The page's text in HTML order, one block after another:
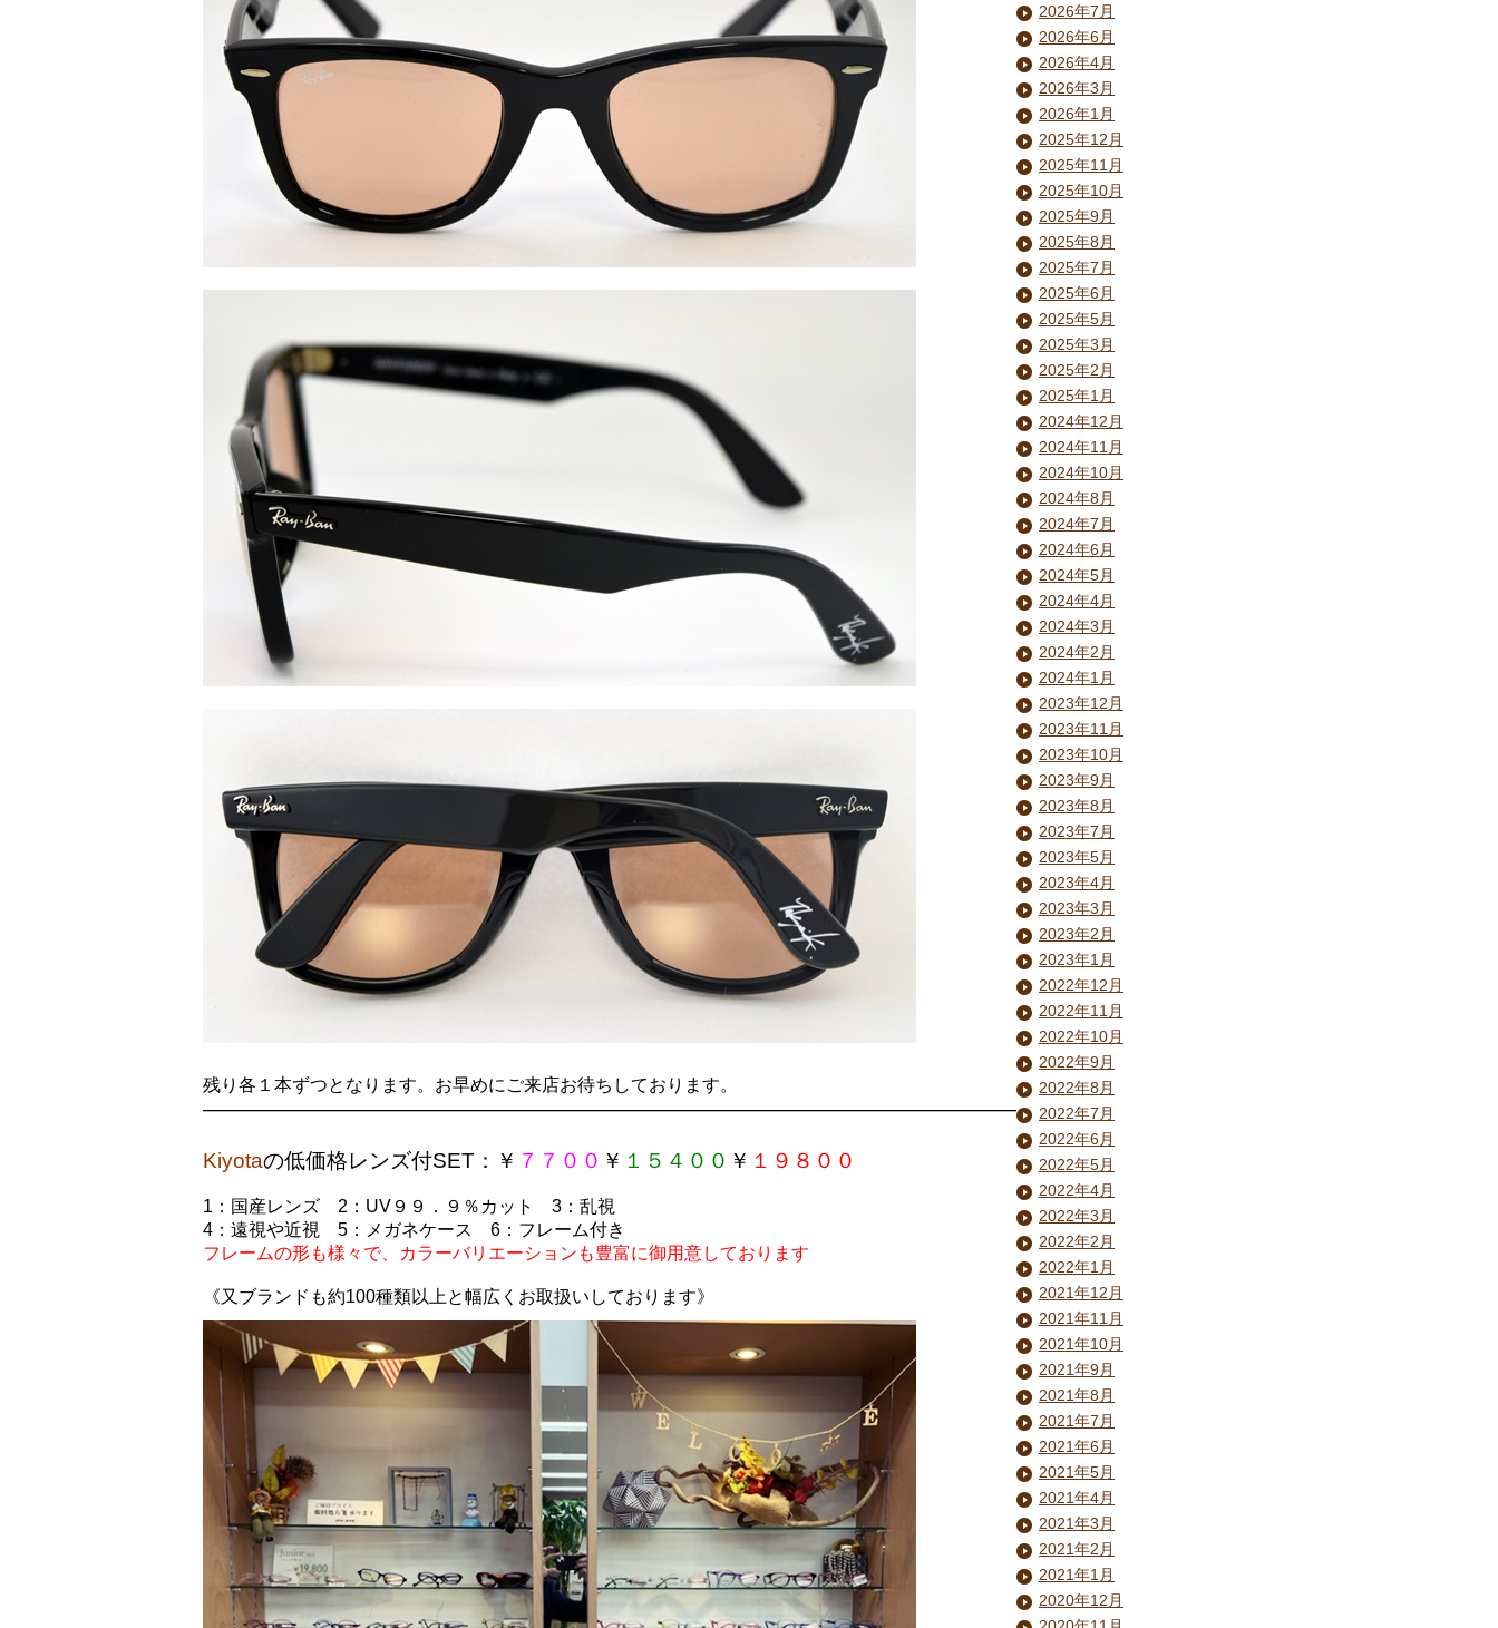
残り各１本ずつとなります。お早めにご来店お待ちしております。
——————————————————————————————————————–
Kiyotaの低価格レンズ付SET ：￥ ７７００ ￥ １５４００ ￥ １９８００
1 ：国産レンズ 2 ：UV９９．９％カット 3 ：乱視
4 ：遠視や近視 5 ：メガネケース 6 ：フレーム付き
フレームの形も様々で、カラーバリエーションも豊富に御用意しております
《又ブランドも約100種類以上と幅広くお取扱いしております》
2026年7月
2026年6月
2026年4月
2026年3月
2026年1月
2025年12月
2025年11月
2025年10月
2025年9月
2025年8月
2025年7月
2025年6月
2025年5月
2025年3月
2025年2月
2025年1月
2024年12月
2024年11月
2024年10月
2024年8月
2024年7月
2024年6月
2024年5月
2024年4月
2024年3月
2024年2月
2024年1月
2023年12月
2023年11月
2023年10月
2023年9月
2023年8月
2023年7月
2023年5月
2023年4月
2023年3月
2023年2月
2023年1月
2022年12月
2022年11月
2022年10月
2022年9月
2022年8月
2022年7月
2022年6月
2022年5月
2022年4月
2022年3月
2022年2月
2022年1月
2021年12月
2021年11月
2021年10月
2021年9月
2021年8月
2021年7月
2021年6月
2021年5月
2021年4月
2021年3月
2021年2月
2021年1月
2020年12月